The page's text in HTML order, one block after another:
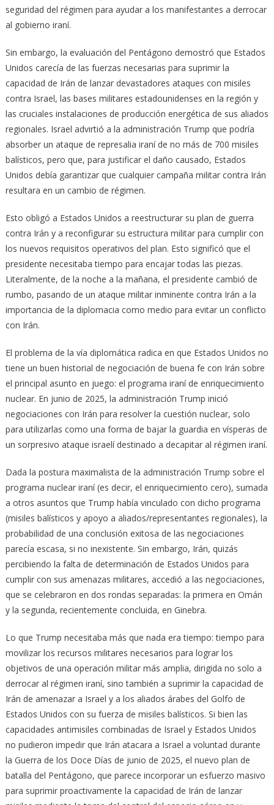
seguridad del régimen para ayudar a los manifestantes a derrocar
al gobierno iraní.
Sin embargo, la evaluación del Pentágono demostró que Estados
Unidos carecía de las fuerzas necesarias para suprimir la
capacidad de Irán de lanzar devastadores ataques con misiles
contra Israel, las bases militares estadounidenses en la región y
las cruciales instalaciones de producción energética de sus aliados
regionales. Israel advirtió a la administración Trump que podría
absorber un ataque de represalia iraní de no más de 700 misiles
balísticos, pero que, para justificar el daño causado, Estados
Unidos debía garantizar que cualquier campaña militar contra Irán
resultara en un cambio de régimen.
Esto obligó a Estados Unidos a reestructurar su plan de guerra
contra Irán y a reconfigurar su estructura militar para cumplir con
los nuevos requisitos operativos del plan. Esto significó que el
presidente necesitaba tiempo para encajar todas las piezas.
Literalmente, de la noche a la mañana, el presidente cambió de
rumbo, pasando de un ataque militar inminente contra Irán a la
importancia de la diplomacia como medio para evitar un conflicto
con Irán.
El problema de la vía diplomática radica en que Estados Unidos no
tiene un buen historial de negociación de buena fe con Irán sobre
el principal asunto en juego: el programa iraní de enriquecimiento
nuclear. En junio de 2025, la administración Trump inició
negociaciones con Irán para resolver la cuestión nuclear, solo
para utilizarlas como una forma de bajar la guardia en vísperas de
un sorpresivo ataque israelí destinado a decapitar al régimen iraní.
Dada la postura maximalista de la administración Trump sobre el
programa nuclear iraní (es decir, el enriquecimiento cero), sumada
a otros asuntos que Trump había vinculado con dicho programa
(misiles balísticos y apoyo a aliados/representantes regionales), la
probabilidad de una conclusión exitosa de las negociaciones
parecía escasa, si no inexistente. Sin embargo, Irán, quizás
percibiendo la falta de determinación de Estados Unidos para
cumplir con sus amenazas militares, accedió a las negociaciones,
que se celebraron en dos rondas separadas: la primera en Omán
y la segunda, recientemente concluida, en Ginebra.
Lo que Trump necesitaba más que nada era tiempo: tiempo para
movilizar los recursos militares necesarios para lograr los
objetivos de una operación militar más amplia, dirigida no solo a
derrocar al régimen iraní, sino también a suprimir la capacidad de
Irán de amenazar a Israel y a los aliados árabes del Golfo de
Estados Unidos con su fuerza de misiles balísticos. Si bien las
capacidades antimisiles combinadas de Israel y Estados Unidos
no pudieron impedir que Irán atacara a Israel a voluntad durante
la Guerra de los Doce Días de junio de 2025, el nuevo plan de
batalla del Pentágono, que parece incorporar un esfuerzo masivo
para suprimir proactivamente la capacidad de Irán de lanzar